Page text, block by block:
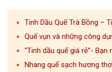
Tinh Dầu Quế Trà Bồng –
Quế vụn và những công
“Tinh dầu quế giá rẻ”- Bạn
Nhang quế sạch hương